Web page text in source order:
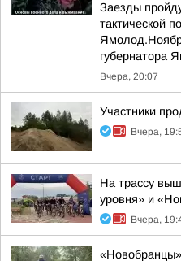
Заезды
тактической
губернатора
Вчера, 20:07
Участники
Вчера,
На трассу
уровня» и
Вчера,